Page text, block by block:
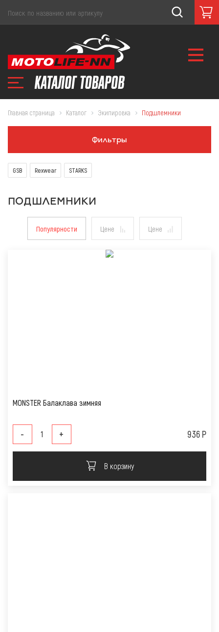
Главная страница Каталог Экипировка Подшлемники
Фильтры
GSB Rexwear STARKS
ПОДШЛЕМНИКИ
Популярности Цене Цене
MONSTER Балаклава зимняя
- + 936 Р
В корзину